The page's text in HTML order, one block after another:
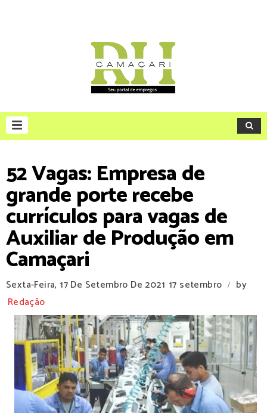
52 Vagas: Empresa de
grande porte recebe
currículos para vagas de
Auxiliar de Produção em
Camaçari
Sexta-Feira, 17 De Setembro De 2021 17 setembro /
by
Redação